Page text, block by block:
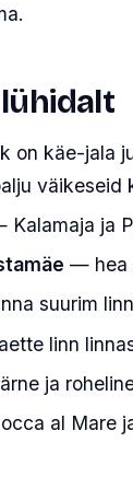
käe-jala
väikeseid
ja
— hea
suurim
linn
ja
al Mare